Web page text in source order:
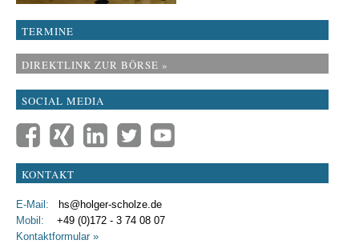
TERMINE
DIREKTLINK ZUR BÖRSE »
SOCIAL MEDIA
KONTAKT
E-Mail:
hs@holger-scholze.de
Mobil: +49 (0)172 - 3 74 08 07
Kontaktformular »